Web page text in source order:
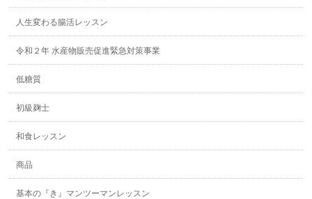
人生変わる腸活レッスン
令和２年 水産物販売促進緊急対策事業
低糖質
初級麹士
和食レッスン
商品
基本の『き』マンツーマンレッスン